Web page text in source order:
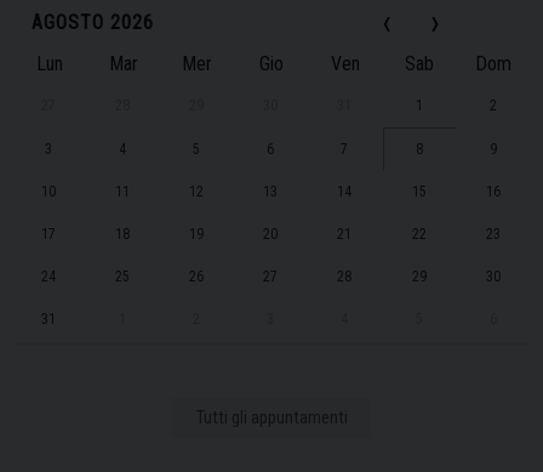
‹
AGOSTO 2026 ›
Lun Mar Mer Gio Ven Sab Dom
1 2
3 4 5 6 7 8 9
10 11 12 13 14 15 16
17 18 19 20 21 22 23
24 25 26 27 28 29 30
31
Tutti gli appuntamenti